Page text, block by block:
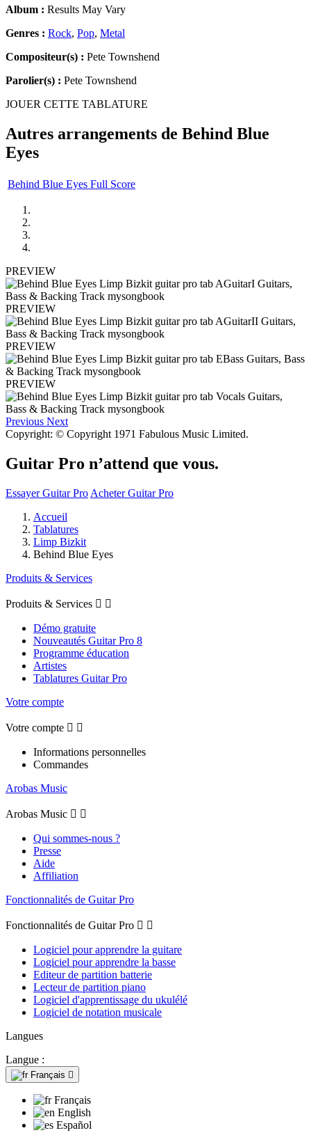
Album : Results May Vary
Genres : Rock, Pop, Metal
Compositeur(s) : Pete Townshend
Parolier(s) : Pete Townshend
JOUER CETTE TABLATURE
Autres arrangements de Behind Blue
Eyes
Behind Blue Eyes Full Score
PREVIEW
PREVIEW
PREVIEW
PREVIEW
Previous Next
Copyright: © Copyright 1971 Fabulous Music Limited.
Guitar Pro n’attend que vous.
Essayer Guitar Pro Acheter Guitar Pro
Accueil
Tablatures
Limp Bizkit
Behind Blue Eyes
Produits & Services
Produits & Services  
Démo gratuite
Nouveautés Guitar Pro 8
Programme éducation
Artistes
Tablatures Guitar Pro
Votre compte
Votre compte  
Informations personnelles
Commandes
Arobas Music
Arobas Music  
Qui sommes-nous ?
Presse
Aide
Affiliation
Fonctionnalités de Guitar Pro
Fonctionnalités de Guitar Pro  
Logiciel pour apprendre la guitare
Logiciel pour apprendre la basse
Editeur de partition batterie
Lecteur de partition piano
Logiciel d'apprentissage du ukulélé
Logiciel de notation musicale
Langues
Langue :
Français 
Français
English
Español